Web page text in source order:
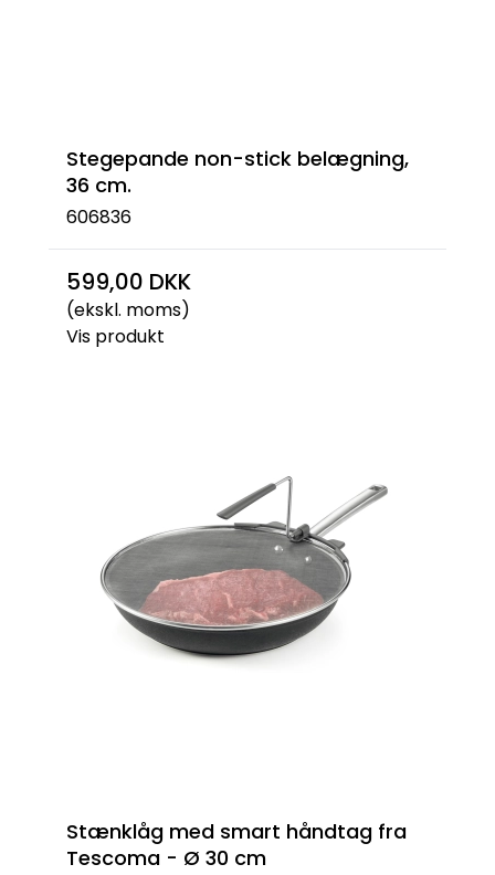
Stegepande non-stick belægning,
36 cm.
606836
599,00 DKK
(ekskl. moms)
Vis produkt
Stænklåg med smart håndtag fra
Tescoma - Ø 30 cm